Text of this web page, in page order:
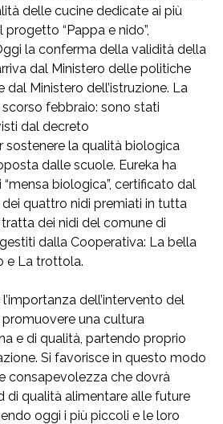
delle cucine dedicate ai più
“Pappa e nido”,
la conferma della validità della
dal Ministero delle politiche
dal Ministero dell’istruzione. La
febbraio: sono stati
dal decreto
sostenere la qualità biologica
dalle scuole. Eureka ha
biologica”, certificato dal
dei quattro nidi premiati in tutta
dei nidi del comune di
dalla Cooperativa: La bella
e La trottola.
dell’intervento del
una cultura
e di qualità, partendo proprio
Si favorisce in questo modo
consapevolezza che dovrà
di qualità alimentare alle future
oggi i più piccoli e le loro